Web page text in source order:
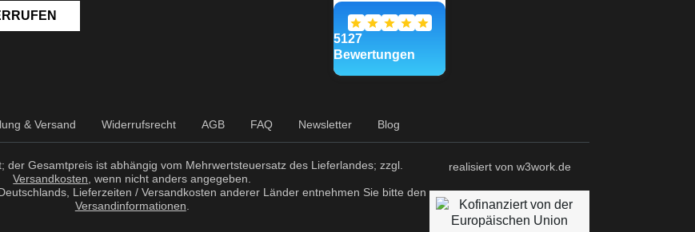
& Versand Widerrufsrecht AGB FAQ Newsletter Blog
der Gesamtpreis ist abhängig vom Mehrwertsteuersatz des Lieferlandes; zzgl.
Versandkosten , wenn nicht anders angegeben.
Lieferzeiten / Versandkosten anderer Länder entnehmen Sie bitte den
Versandinformationen
realisiert von w3work.de